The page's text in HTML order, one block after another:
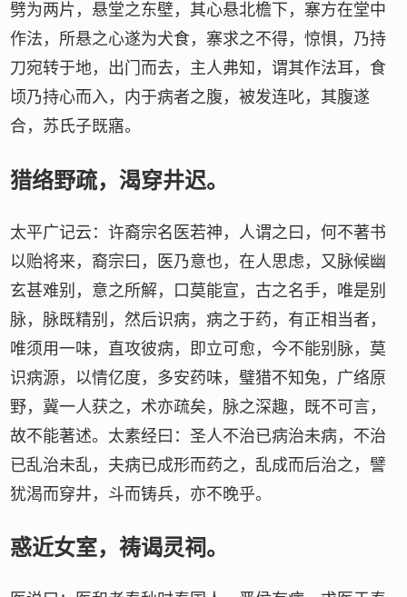
劈为两片，悬堂之东壁，其心悬北檐下，寨方在堂中
作法，所悬之心遂为犬食，寨求之不得，惊惧，乃持
刀宛转于地，出门而去，主人弗知，谓其作法耳，食
顷乃持心而入，内于病者之腹，被发连叱，其腹遂
合，苏氏子既寤。
猎络野疏，渴穿井迟。
太平广记云：许裔宗名医若神，人谓之曰，何不著书
以贻将来，裔宗曰，医乃意也，在人思虑，又脉候幽
玄甚难别，意之所解，口莫能宣，古之名手，唯是别
脉，脉既精别，然后识病，病之于药，有正相当者，
唯须用一味，直攻彼病，即立可愈，今不能别脉，莫
识病源，以情亿度，多安药味，璧猎不知兔，广络原
野，冀一人获之，术亦疏矣，脉之深趣，既不可言，
故不能著述。太素经曰：圣人不治已病治未病，不治
已乱治未乱，夫病已成形而药之，乱成而后治之，譬
犹渴而穿井，斗而铸兵，亦不晚乎。
惑近女室，祷谒灵祠。